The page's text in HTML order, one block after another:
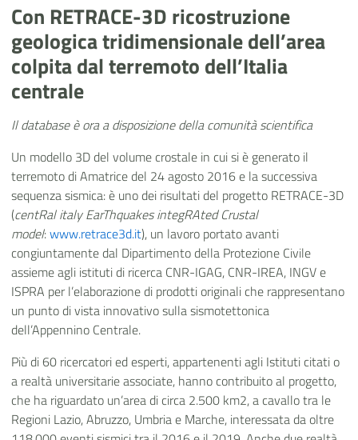
Con RETRACE-3D ricostruzione
geologica tridimensionale dell’area
colpita dal terremoto dell’Italia
centrale
Il database è ora a disposizione della comunità scientifica
Un modello 3D del volume crostale in cui si è generato il
terremoto di Amatrice del 24 agosto 2016 e la successiva
sequenza sismica: è uno dei risultati del progetto RETRACE-3D
(centRal italy EarThquakes integRAted Crustal
model:www.retrace3d.it), un lavoro portato avanti
congiuntamente dal Dipartimento della Protezione Civile
assieme agli istituti di ricerca CNR-IGAG, CNR-IREA, INGV e
ISPRA per l’elaborazione di prodotti originali che rappresentano
un punto di vista innovativo sulla sismotettonica
dell’Appennino Centrale.
Più di 60 ricercatori ed esperti, appartenenti agli Istituti citati o
a realtà universitarie associate, hanno contribuito al progetto,
che ha riguardato un’area di circa 2.500 km2, a cavallo tra le
Regioni Lazio, Abruzzo, Umbria e Marche, interessata da oltre